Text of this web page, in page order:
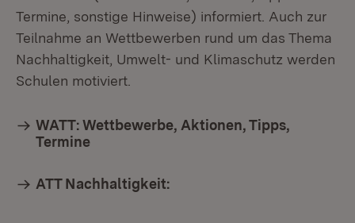
Termine, sonstige Hinweise) informiert. Auch zur
Teilnahme an Wettbewerben rund um das Thema
Nachhaltigkeit, Umwelt- und Klimaschutz werden
Schulen motiviert.
WATT: Wettbewerbe, Aktionen, Tipps,
Termine
ATT Nachhaltigkeit: